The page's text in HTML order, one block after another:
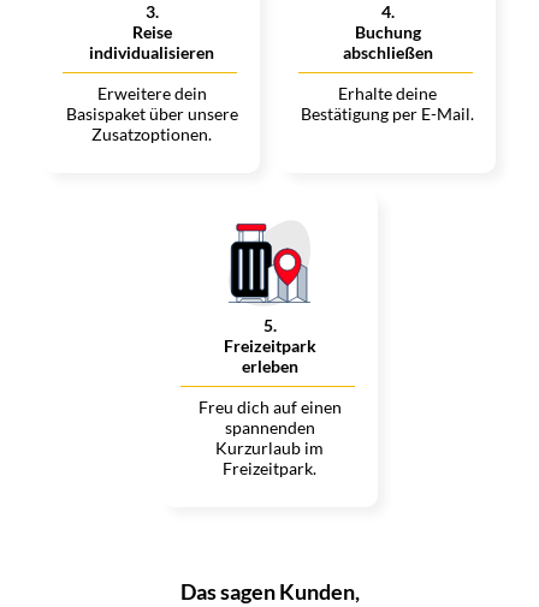
3.
Reise
individualisieren
Erweitere dein
Basispaket über unsere
Zusatzoptionen.
4.
Buchung
abschließen
Erhalte deine
Bestätigung per E-Mail.
5.
Freizeitpark
erleben
Freu dich auf einen
spannenden
Kurzurlaub im
Freizeitpark.
Das sagen Kunden,